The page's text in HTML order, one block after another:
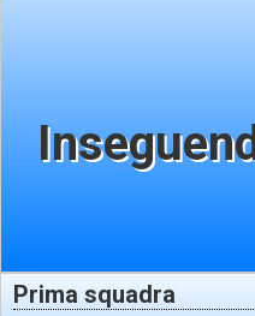
Prima squadra